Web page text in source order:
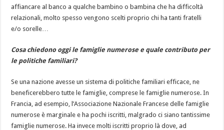
affiancare al banco a qualche bambino o bambina che ha difficoltà
relazionali, molto spesso vengono scelti proprio chi ha tanti fratelli
e/o sorelle…
Cosa chiedono oggi le famiglie numerose e quale contributo per
le politiche familiari?
Se una nazione avesse un sistema di politiche familiari efficace, ne
beneficerebbero tutte le famiglie, comprese le famiglie numerose. In
Francia, ad esempio, l’Associazione Nazionale Francese delle famiglie
numerose è marginale e ha pochi iscritti, malgrado ci siano tantissime
famiglie numerose. Ha invece molti iscritti proprio là dove, ad